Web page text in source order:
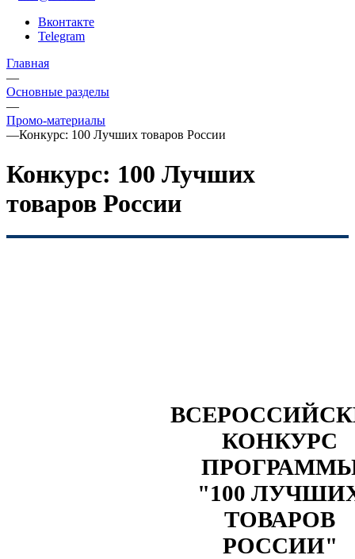
Вконтакте
Telegram
Главная
—
Основные разделы
—
Промо-материалы
—Конкурс: 100 Лучших товаров России
Конкурс: 100 Лучших
товаров России
КОНКУРС
"100
ТОВАРОВ
РОССИИ"